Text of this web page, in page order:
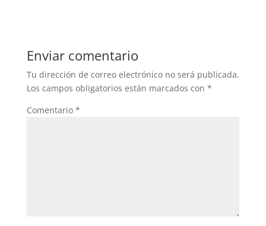
Enviar comentario
Tu dirección de correo electrónico no será publicada.
Los campos obligatorios están marcados con *
Comentario *